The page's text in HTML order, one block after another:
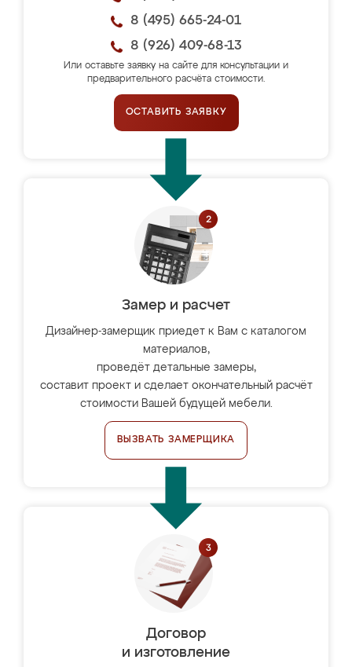
8 (495) 665-24-01
8 (926) 409-68-13
Или оставьте заявку на сайте для консультации и
предварительного расчёта стоимости.
ОСТАВИТЬ ЗАЯВКУ
Замер и расчет
Дизайнер-замерщик приедет к Вам с каталогом
материалов,
проведёт детальные замеры,
составит проект и сделает окончательный расчёт
стоимости Вашей будущей мебели.
ВЫЗВАТЬ ЗАМЕРЩИКА
Договор
и изготовление